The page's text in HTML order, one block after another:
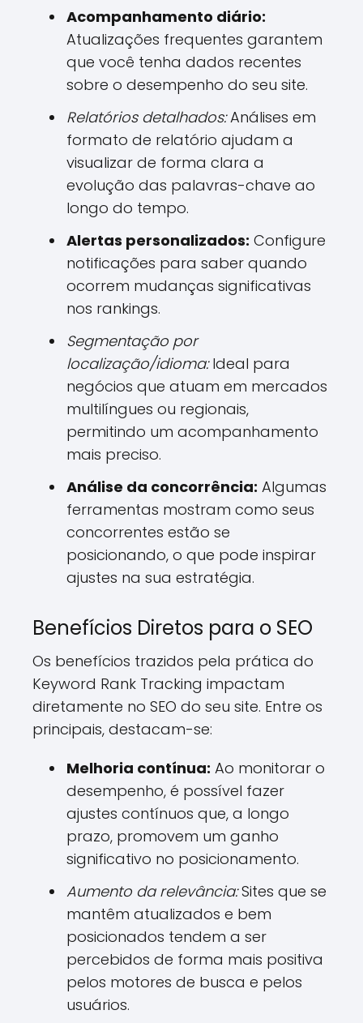
Acompanhamento diário:
Atualizações frequentes garantem
que você tenha dados recentes
sobre o desempenho do seu site.
Relatórios detalhados:Análises em
formato de relatório ajudam a
visualizar de forma clara a
evolução das palavras-chave ao
longo do tempo.
Alertas personalizados: Configure
notificações para saber quando
ocorrem mudanças significativas
nos rankings.
Segmentação por
localização/idioma:Ideal para
negócios que atuam em mercados
multilíngues ou regionais,
permitindo um acompanhamento
mais preciso.
Análise da concorrência: Algumas
ferramentas mostram como seus
concorrentes estão se
posicionando, o que pode inspirar
ajustes na sua estratégia.
Benefícios Diretos para o SEO
Os benefícios trazidos pela prática do
Keyword Rank Tracking impactam
diretamente no SEO do seu site. Entre os
principais, destacam-se:
Melhoria contínua: Ao monitorar o
desempenho, é possível fazer
ajustes contínuos que, a longo
prazo, promovem um ganho
significativo no posicionamento.
Aumento da relevância:Sites que se
mantêm atualizados e bem
posicionados tendem a ser
percebidos de forma mais positiva
pelos motores de busca e pelos
usuários.